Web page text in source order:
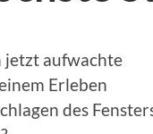
jetzt aufwachte
Erleben
des